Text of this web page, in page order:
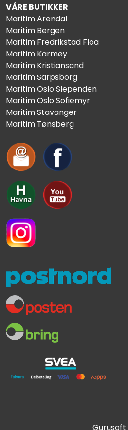
VÅRE BUTIKKER
Maritim Arendal
Maritim Bergen
Maritim Fredrikstad Floa
Maritim Karmøy
Maritim Kristiansand
Maritim Sarpsborg
Maritim Oslo Slependen
Maritim Oslo Sofiemyr
Maritim Stavanger
Maritim Tønsberg
Gurusoft